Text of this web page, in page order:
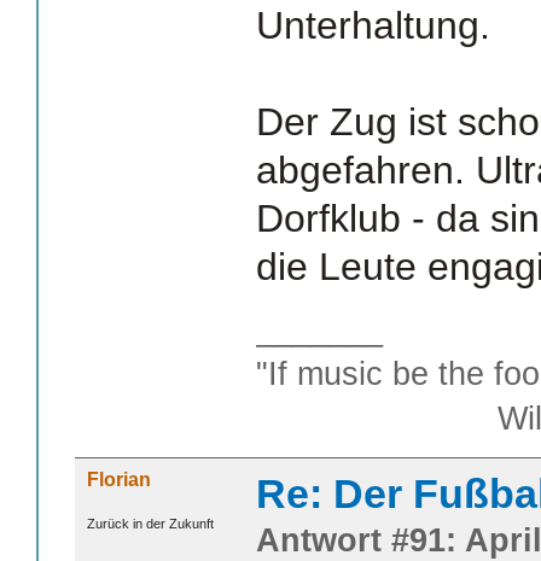
Unterhaltung.
Der Zug ist
abgefahren.
Dorfklub - da
die Leute
"If music be the
William
Florian
Zurück in der Zukunft
Re: Der
Antwort #91: